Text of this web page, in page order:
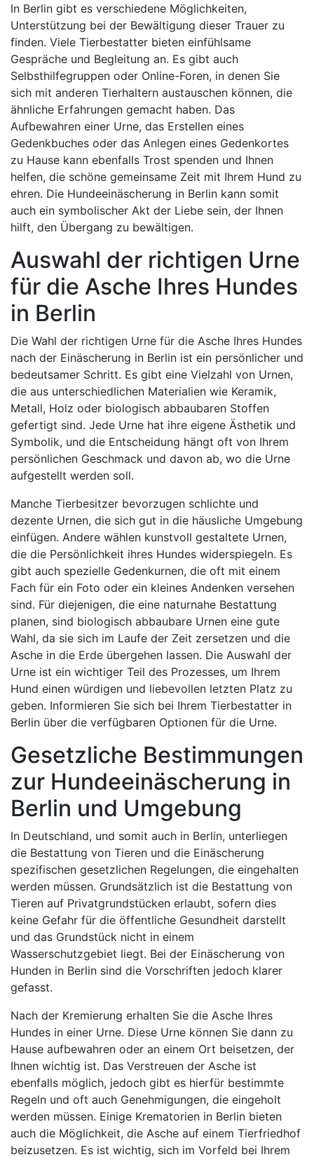
In Berlin gibt es verschiedene Möglichkeiten,
Unterstützung bei der Bewältigung dieser Trauer zu
finden. Viele Tierbestatter bieten einfühlsame
Gespräche und Begleitung an. Es gibt auch
Selbsthilfegruppen oder Online-Foren, in denen Sie
sich mit anderen Tierhaltern austauschen können, die
ähnliche Erfahrungen gemacht haben. Das
Aufbewahren einer Urne, das Erstellen eines
Gedenkbuches oder das Anlegen eines Gedenkortes
zu Hause kann ebenfalls Trost spenden und Ihnen
helfen, die schöne gemeinsame Zeit mit Ihrem Hund zu
ehren. Die Hundeeinäscherung in Berlin kann somit
auch ein symbolischer Akt der Liebe sein, der Ihnen
hilft, den Übergang zu bewältigen.
Auswahl der richtigen Urne
für die Asche Ihres Hundes
in Berlin
Die Wahl der richtigen Urne für die Asche Ihres Hundes
nach der Einäscherung in Berlin ist ein persönlicher und
bedeutsamer Schritt. Es gibt eine Vielzahl von Urnen,
die aus unterschiedlichen Materialien wie Keramik,
Metall, Holz oder biologisch abbaubaren Stoffen
gefertigt sind. Jede Urne hat ihre eigene Ästhetik und
Symbolik, und die Entscheidung hängt oft von Ihrem
persönlichen Geschmack und davon ab, wo die Urne
aufgestellt werden soll.
Manche Tierbesitzer bevorzugen schlichte und
dezente Urnen, die sich gut in die häusliche Umgebung
einfügen. Andere wählen kunstvoll gestaltete Urnen,
die die Persönlichkeit ihres Hundes widerspiegeln. Es
gibt auch spezielle Gedenkurnen, die oft mit einem
Fach für ein Foto oder ein kleines Andenken versehen
sind. Für diejenigen, die eine naturnahe Bestattung
planen, sind biologisch abbaubare Urnen eine gute
Wahl, da sie sich im Laufe der Zeit zersetzen und die
Asche in die Erde übergehen lassen. Die Auswahl der
Urne ist ein wichtiger Teil des Prozesses, um Ihrem
Hund einen würdigen und liebevollen letzten Platz zu
geben. Informieren Sie sich bei Ihrem Tierbestatter in
Berlin über die verfügbaren Optionen für die Urne.
Gesetzliche Bestimmungen
zur Hundeeinäscherung in
Berlin und Umgebung
In Deutschland, und somit auch in Berlin, unterliegen
die Bestattung von Tieren und die Einäscherung
spezifischen gesetzlichen Regelungen, die eingehalten
werden müssen. Grundsätzlich ist die Bestattung von
Tieren auf Privatgrundstücken erlaubt, sofern dies
keine Gefahr für die öffentliche Gesundheit darstellt
und das Grundstück nicht in einem
Wasserschutzgebiet liegt. Bei der Einäscherung von
Hunden in Berlin sind die Vorschriften jedoch klarer
gefasst.
Nach der Kremierung erhalten Sie die Asche Ihres
Hundes in einer Urne. Diese Urne können Sie dann zu
Hause aufbewahren oder an einem Ort beisetzen, der
Ihnen wichtig ist. Das Verstreuen der Asche ist
ebenfalls möglich, jedoch gibt es hierfür bestimmte
Regeln und oft auch Genehmigungen, die eingeholt
werden müssen. Einige Krematorien in Berlin bieten
auch die Möglichkeit, die Asche auf einem Tierfriedhof
beizusetzen. Es ist wichtig, sich im Vorfeld bei Ihrem